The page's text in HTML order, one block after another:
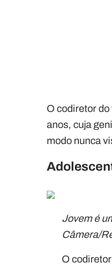
O codiretor
anos, cuja
modo nunca
Jovem é
Câmera/
O